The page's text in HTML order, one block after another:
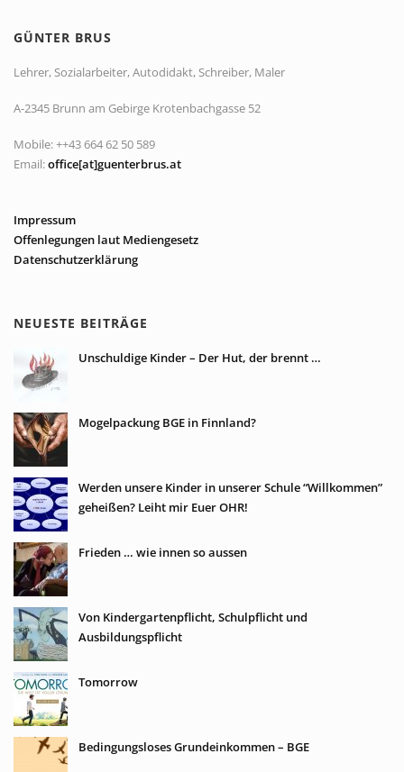
GÜNTER BRUS
Lehrer, Sozialarbeiter, Autodidakt, Schreiber, Maler
A-2345 Brunn am Gebirge Krotenbachgasse 52
Mobile: ++43 664 62 50 589
Email:office[at]guenterbrus.at
Impressum
Offenlegungen laut Mediengesetz
Datenschutzerklärung
NEUESTE BEITRÄGE
Unschuldige Kinder – Der Hut, der brennt …
Mogelpackung BGE in Finnland?
Werden unsere Kinder in unserer Schule “Willkommen”
geheißen? Leiht mir Euer OHR!
Frieden … wie innen so aussen
Von Kindergartenpflicht, Schulpflicht und
Ausbildungspflicht
Tomorrow
Bedingungsloses Grundeinkommen – BGE